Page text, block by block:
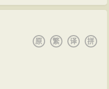
歌舞奏乐。你们要时时
。余下的香可分给诸夫
做，可以学着制作带
承和发扬。
上，建安文学 能够在长期
”（《文心雕龙时序》）。
操因堂妹夫滁强侯宋奇
官职。其后，在洛阳无
操又被朝廷征召，任命
傅陈蕃谋划诛杀宦官，
临敌制奇，鲜有丧败，故
于寿张，斩眭固于射
南临，刘琮束手。振威
拼
译
繁
原